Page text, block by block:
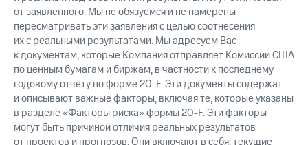
от заявленного. Мы не обязуемся и не намерены
пересматривать эти заявления с целью соотнесения
их с реальными результатами. Мы адресуем Вас
к документам, которые Компания отправляет Комиссии США
по ценным бумагам и биржам, в частности к последнему
годовому отчету по форме 20-F. Эти документы содержат
и описывают важные факторы, включая те, которые указаны
в разделе «Факторы риска» формы 20-F. Эти факторы
могут быть причиной отличия реальных результатов